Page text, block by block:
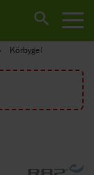
Körbygel